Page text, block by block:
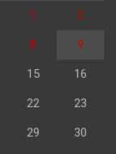
1 2
8 9
15 16
22 23
29 30